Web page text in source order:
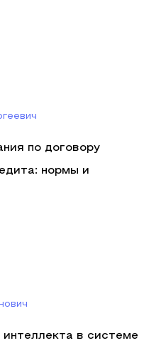
по договору
нормы и
интеллекта в системе